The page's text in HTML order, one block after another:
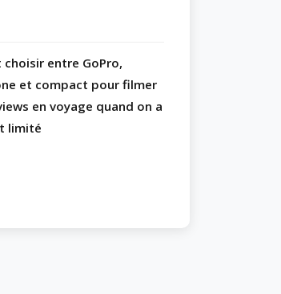
choisir entre GoPro,
et compact pour filmer
en voyage quand on a
limité